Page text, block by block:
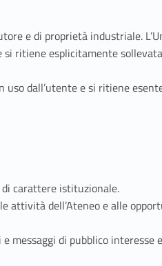
e di proprietà industriale.
ritiene esplicitamente
dall’utente e si ritiene
carattere istituzionale.
attività dell’Ateneo e alle
messaggi di pubblico interesse